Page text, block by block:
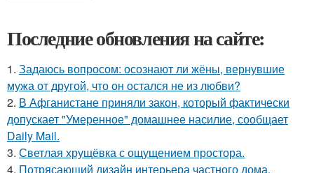
Последние обновления на сайте:
1. Задаюсь вопросом: осознают ли жёны, вернувшие
мужа от другой, что он остался не из любви?
2. В Афганистане приняли закон, который фактически
допускает "Умеренное" домашнее насилие, сообщает
Daily Mail.
3. Светлая хрущёвка с ощущением простора.
4. Потрясающий дизайн интерьера частного дома.